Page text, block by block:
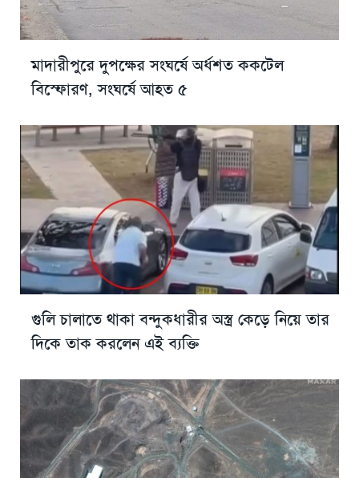
মাদারীপুরে দুপক্ষের সংঘর্ষে অর্ধশত ককটেল
বিস্ফোরণ, সংঘর্ষে আহত ৫
গুলি চালাতে থাকা বন্দুকধারীর অস্ত্র কেড়ে নিয়ে তার
দিকে তাক করলেন এই ব্যক্তি